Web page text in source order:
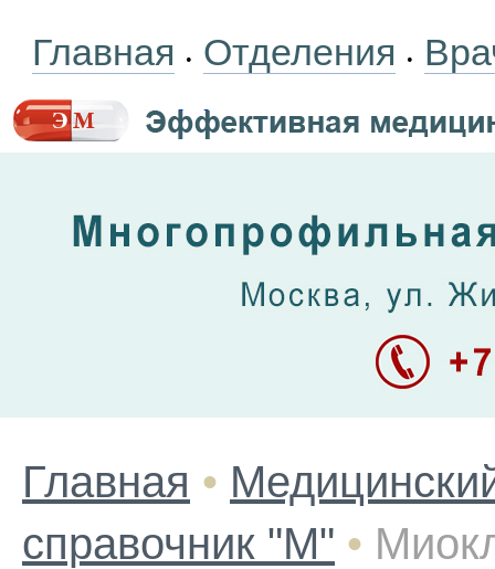
Главная • Отделения •
Главная •
справочник "М" •